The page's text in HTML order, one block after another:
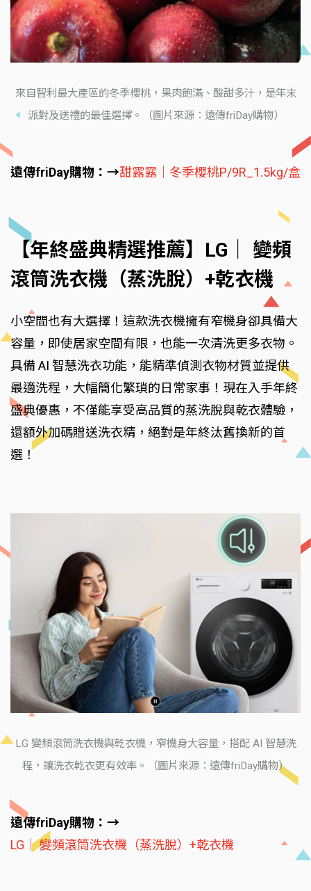
來自智利最大產區的冬季櫻桃，果肉飽滿、酸甜多汁，是年末
派對及送禮的最佳選擇。（圖片來源：遠傳friDay購物）
遠傳friDay購物：→甜露露｜冬季櫻桃P/9R_1.5kg/盒
【年終盛典精選推薦】LG｜ 變頻
滾筒洗衣機（蒸洗脫）+乾衣機
小空間也有大選擇！這款洗衣機擁有窄機身卻具備大
容量，即使居家空間有限，也能一次清洗更多衣物。
具備 AI 智慧洗衣功能，能精準偵測衣物材質並提供
最適洗程，大幅簡化繁瑣的日常家事！現在入手年終
盛典優惠，不僅能享受高品質的蒸洗脫與乾衣體驗，
還額外加碼贈送洗衣精，絕對是年終汰舊換新的首
選！
LG 變頻滾筒洗衣機與乾衣機，窄機身大容量，搭配 AI 智慧洗
程，讓洗衣乾衣更有效率。（圖片來源：遠傳friDay購物）
遠傳friDay購物：→
LG｜ 變頻滾筒洗衣機（蒸洗脫）+乾衣機